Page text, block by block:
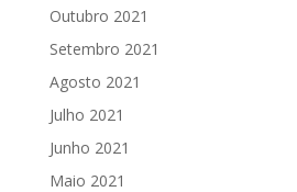
Outubro 2021
Setembro 2021
Agosto 2021
Julho 2021
Junho 2021
Maio 2021